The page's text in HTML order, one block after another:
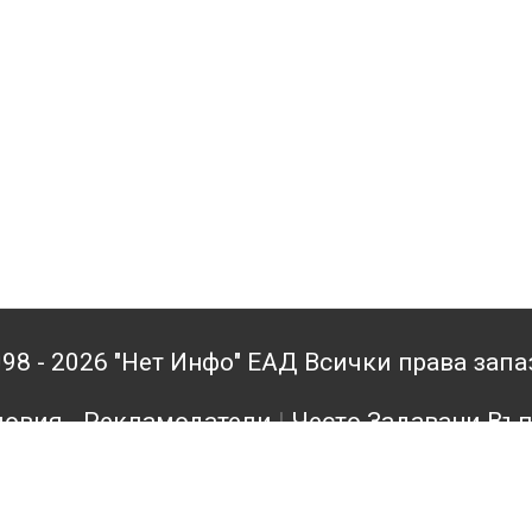
- 2026 "Нет Инфо" ЕАД Всички права
- Рекламодатели|Често Задавани